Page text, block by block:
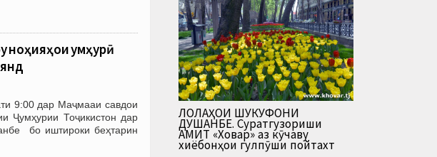
ҷумҳурӣ
9:00 дар Маҷмааи савдои
Ҷумҳурии Тоҷикистон дар
бо иштироки беҳтарин
ЛОЛАҲОИ ШУКУФОНИ
ДУШАНБЕ. Суратгузориши
АМИТ «Ховар» аз кӯчаву
хиёбонҳои гулпӯши пойтахт